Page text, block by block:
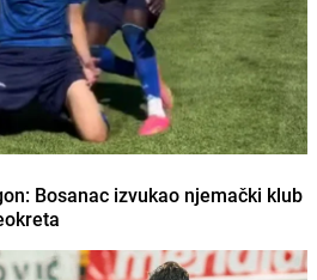
Bosanac izvukao njemački klub